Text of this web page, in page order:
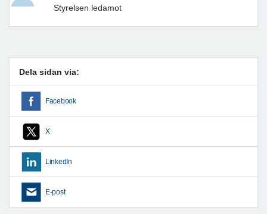
Styrelsen ledamot
Dela sidan via:
Facebook
X
LinkedIn
E-post